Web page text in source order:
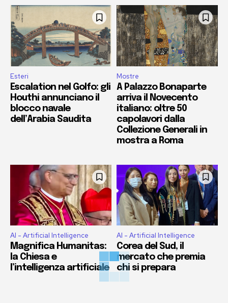
Esteri
Escalation nel Golfo: gli
Houthi annunciano il
blocco navale
dell’Arabia Saudita
Mostre
A Palazzo Bonaparte
arriva il Novecento
italiano: oltre 50
capolavori dalla
Collezione Generali in
mostra a Roma
AI - Artificial Intelligence
Magnifica Humanitas:
la Chiesa e
l’intelligenza artificiale
AI - Artificial Intelligence
Corea del Sud, il
mercato che premia
chi si prepara